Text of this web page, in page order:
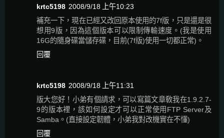
krtc5198 2008/9/18 上午10:23
補充一下，現在已經又改回原本使用的7f版，只是還是很
想用9版，因為這個版本可以限制傳輸速度。(我是使用
16G的隨身碟當儲存碟，目前(7f版)使用一切都正常)。
回覆
krtc5198 2008/9/18 上午11:31
版大您好！小弟有個請求，可以寫篇文章敎我在1.9.2.7-
9的版本裡，該如何設定才可以正常使用FTP Server及
Samba。(直接設定韌體，小弟我對改機實在不懂)
回覆